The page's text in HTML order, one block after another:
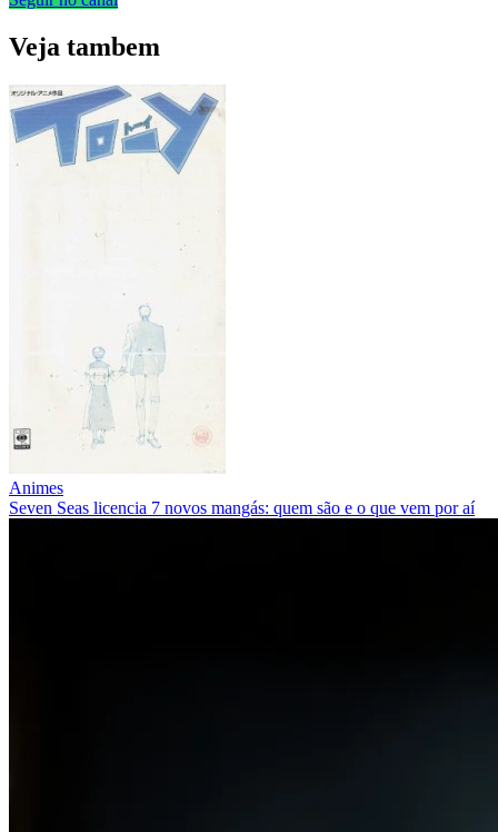
Veja tambem
Animes
Seven Seas licencia 7 novos mangás: quem são e o que vem por aí